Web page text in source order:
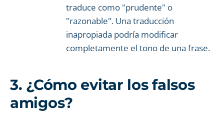
traduce como "prudente" o
"razonable". Una traducción
inapropiada podría modificar
completamente el tono de una frase.
3. ¿Cómo evitar los falsos
amigos?